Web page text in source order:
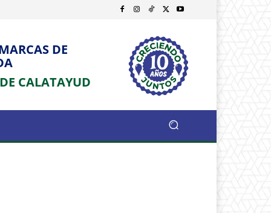
DE
CALATAYUD